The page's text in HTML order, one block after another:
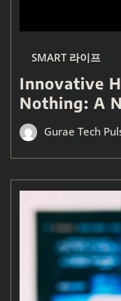
SMART 라이프
Innovative
Nothing: A
Gurae Tech